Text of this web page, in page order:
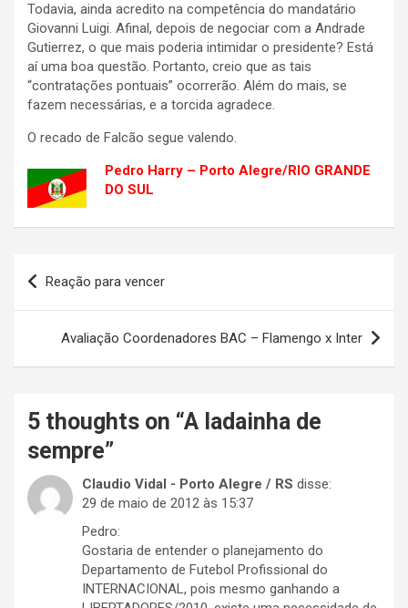
Todavia, ainda acredito na competência do mandatário
Giovanni Luigi. Afinal, depois de negociar com a Andrade
Gutierrez, o que mais poderia intimidar o presidente? Está
aí uma boa questão. Portanto, creio que as tais
“contratações pontuais” ocorrerão. Além do mais, se
fazem necessárias, e a torcida agradece.
O recado de Falcão segue valendo.
Pedro Harry – Porto Alegre/RIO GRANDE
DO SUL
Navegação
de
Reação para vencer
Avaliação Coordenadores BAC – Flamengo x Inter
5 thoughts on “A ladainha de
sempre”
Claudio Vidal - Porto Alegre / RS disse:
29 de maio de 2012 às 15:37
Pedro:
Gostaria de entender o planejamento do
Departamento de Futebol Profissional do
INTERNACIONAL, pois mesmo ganhando a